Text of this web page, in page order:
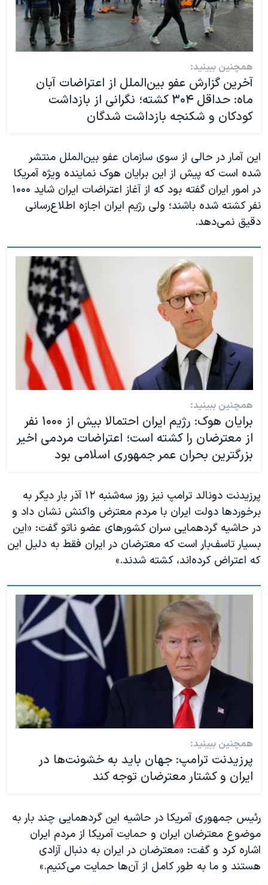
همچنین ببینید:
آخرین گزارش عفو بین‌الملل از اعتراضات آبان
ماه: حداقل ۳۰۴ کشته؛ نگرانی از بازداشت
کودکان و شکنجه بازداشت شدگان
این آمار در حالی از سوی سازمان عفو بین‌الملل منتشر
شده است که پیش از این برایان هوک نماینده ویژه آمریکا
در امور ایران گفته بود که از آغاز اعتراضات ایران شاید ۱۰۰۰
نفر کشته شده باشند؛ ولی رژیم ایران اجازه اطلاع‌رسانی
دقیق نمی‌دهد.
همچنین ببینید:
برایان هوک: رژیم ایران احتمالا بیش از ۱۰۰۰ نفر
از معترضان را کشته است؛ اعتراضات مردمی اخیر
بزرگترین بحران عمر جمهوری اسلامی بود
پرزیدنت دونالد ترامپ نیز روز سه‌شنبه ۱۲ آذر بار دیگر به
برخوردها دولت ایران با مردم معترض واکنش نشان داد و
در حاشیه گردهمایی سران کشورهای عضو ناتو گفت: «این
بسیار تاسف‌بار است که معترضان در ایران فقط به دلیل این
که اعتراض کرده‌اند، کشته شدند.»
همچنین ببینید:
پرزیدنت ترامپ: جهان باید به خشونت‌ها در
ایران و کشتار معترضان توجه کند
رئیس جمهوری آمریکا در حاشیه این گردهمایی چند بار به
موضوع معترضان ایران و حمایت آمریکا از مردم ایران
اشاره کرد و گفت: «معترضان در ایران به دنبال آزادی
هستند و ما به طور کامل از آن‌ها حمایت می‌کنیم.»